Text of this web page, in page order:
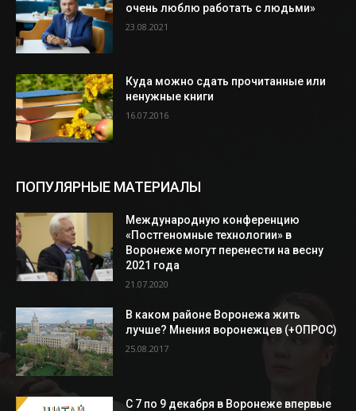
очень люблю работать с людьми»
23.08.2021
Куда можно сдать прочитанные или
ненужные книги
16.07.2016
ПОПУЛЯРНЫЕ МАТЕРИАЛЫ
Международную конференцию
«Постгеномные технологии» в
Воронеже могут перенести на весну
2021 года
21.07.2020
В каком районе Воронежа жить
лучше? Мнения воронежцев (+ОПРОС)
25.08.2017
С 7 по 9 декабря в Воронеже впервые